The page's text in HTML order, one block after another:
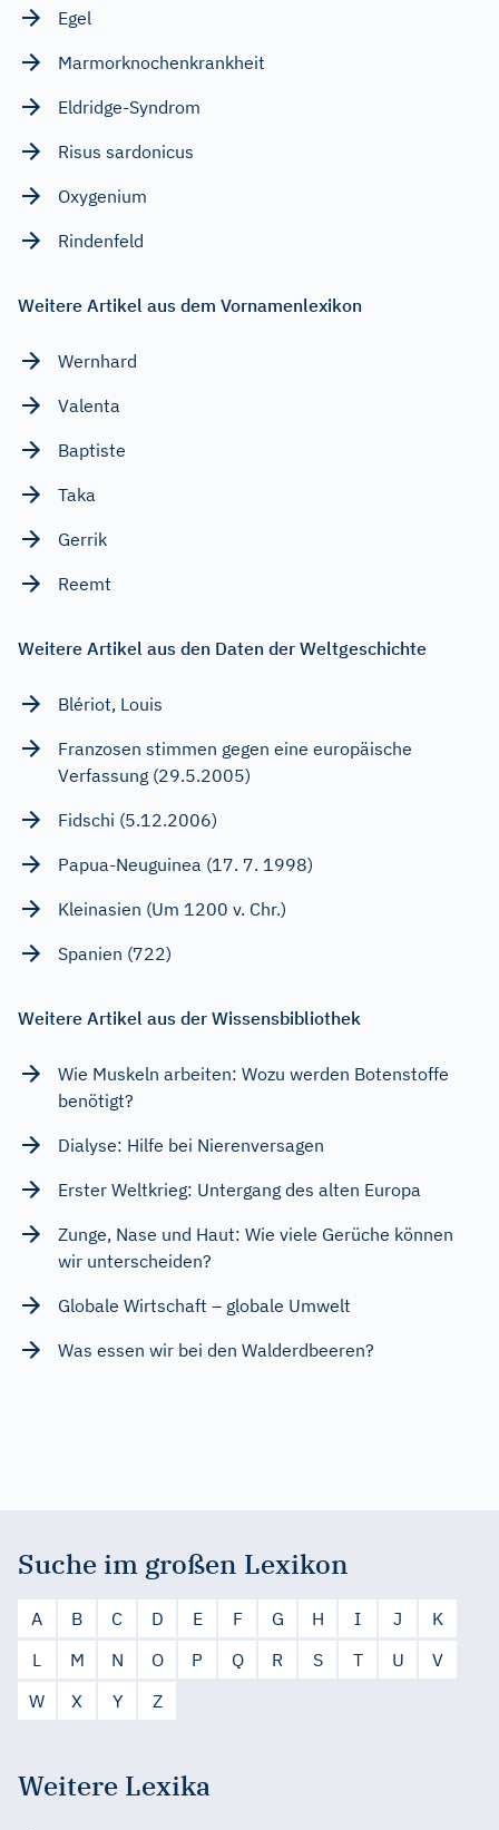
Egel
Marmorknochenkrankheit
Eldridge-Syndrom
Risus sardonicus
Oxygenium
Rindenfeld
Weitere Artikel aus dem Vornamenlexikon
Wernhard
Valenta
Baptiste
Taka
Gerrik
Reemt
Weitere Artikel aus den Daten der Weltgeschichte
Blériot, Louis
Franzosen stimmen gegen eine europäische
Verfassung (29.5.2005)
Fidschi (5.12.2006)
Papua-Neuguinea (17. 7. 1998)
Kleinasien (Um 1200 v. Chr.)
Spanien (722)
Weitere Artikel aus der Wissensbibliothek
Wie Muskeln arbeiten: Wozu werden Botenstoffe
benötigt?
Dialyse: Hilfe bei Nierenversagen
Erster Weltkrieg: Untergang des alten Europa
Zunge, Nase und Haut: Wie viele Gerüche können
wir unterscheiden?
Globale Wirtschaft – globale Umwelt
Was essen wir bei den Walderdbeeren?
Suche im großen Lexikon
A B C D E F G H I J
K
L
M N O P Q R S T U
V
W
X Y Z
Weitere Lexika